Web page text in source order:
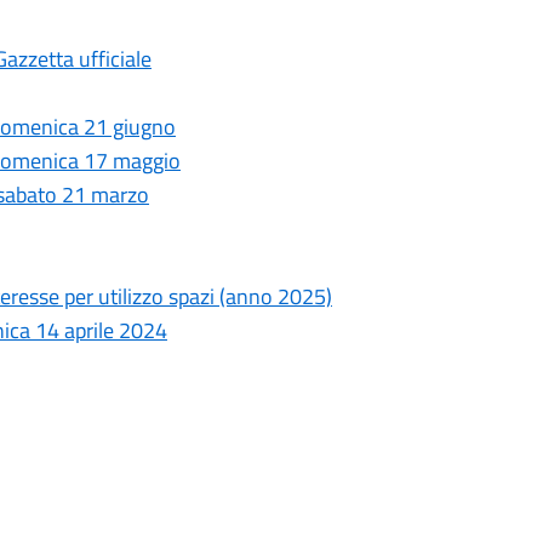
ufficiale
21 giugno
17 maggio
21 marzo
per utilizzo spazi (anno 2025)
14 aprile 2024